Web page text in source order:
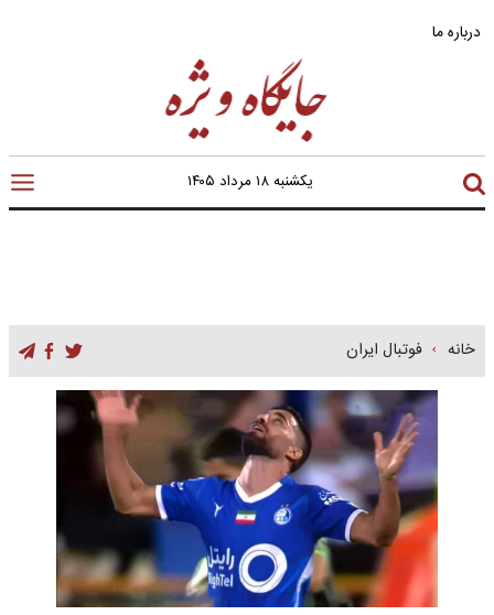
درباره ما
یکشنبه ۱۸ مرداد ۱۴۰۵
خانه فوتبال ایران